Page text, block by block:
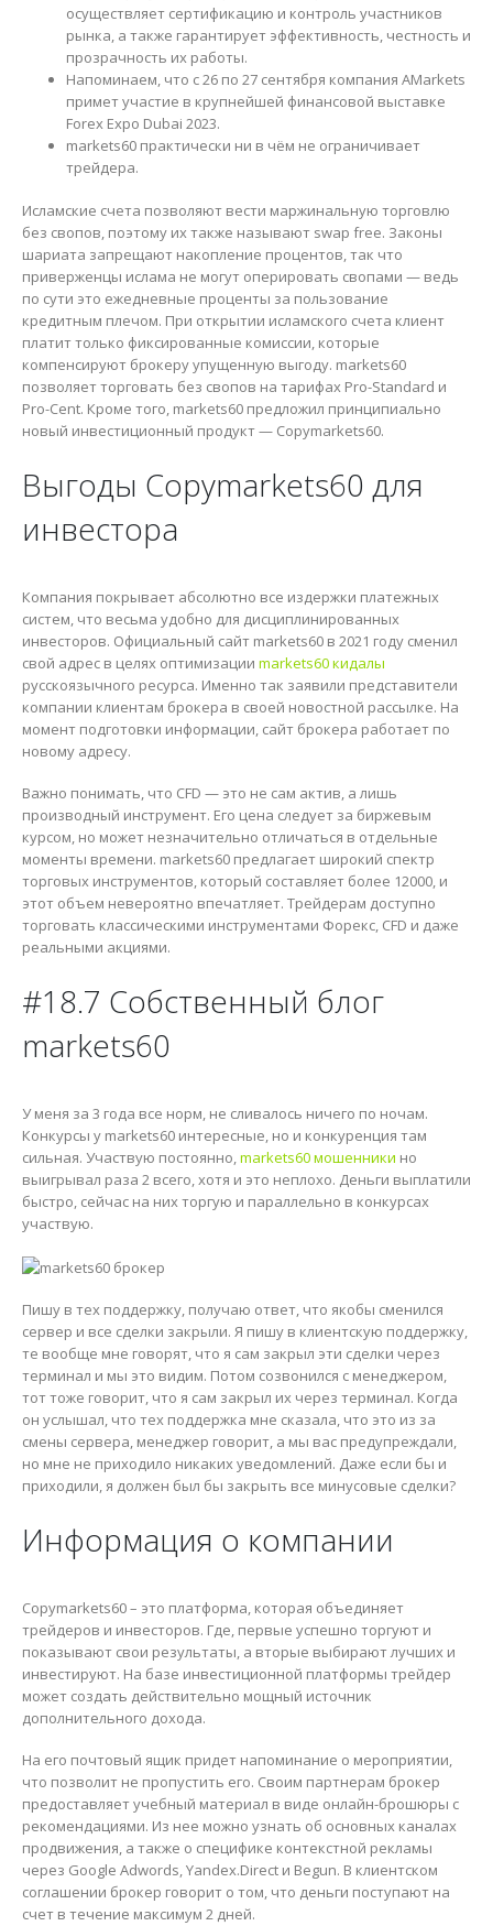
осуществляет сертификацию и контроль участников
рынка, а также гарантирует эффективность, честность и
прозрачность их работы.
Напоминаем, что с 26 по 27 сентября компания AMarkets
примет участие в крупнейшей финансовой выставке
Forex Expo Dubai 2023.
markets60 практически ни в чём не ограничивает
трейдера.
Исламские счета позволяют вести маржинальную торговлю
без свопов, поэтому их также называют swap free. Законы
шариата запрещают накопление процентов, так что
приверженцы ислама не могут оперировать свопами — ведь
по сути это ежедневные проценты за пользование
кредитным плечом. При открытии исламского счета клиент
платит только фиксированные комиссии, которые
компенсируют брокеру упущенную выгоду. markets60
позволяет торговать без свопов на тарифах Pro-Standard и
Pro-Cent. Кроме того, markets60 предложил принципиально
новый инвестиционный продукт — Copymarkets60.
Выгоды Copymarkets60 для
инвестора
Компания покрывает абсолютно все издержки платежных
систем, что весьма удобно для дисциплинированных
инвесторов. Официальный сайт markets60 в 2021 году сменил
свой адрес в целях оптимизации markets60 кидалы
русскоязычного ресурса. Именно так заявили представители
компании клиентам брокера в своей новостной рассылке. На
момент подготовки информации, сайт брокера работает по
новому адресу.
Важно понимать, что CFD — это не сам актив, а лишь
производный инструмент. Его цена следует за биржевым
курсом, но может незначительно отличаться в отдельные
моменты времени. markets60 предлагает широкий спектр
торговых инструментов, который составляет более 12000, и
этот объем невероятно впечатляет. Трейдерам доступно
торговать классическими инструментами Форекс, CFD и даже
реальными акциями.
#18.7 Собственный блог
markets60
У меня за 3 года все норм, не сливалось ничего по ночам.
Конкурсы у markets60 интересные, но и конкуренция там
сильная. Участвую постоянно,markets60 мошенники но
выигрывал раза 2 всего, хотя и это неплохо. Деньги выплатили
быстро, сейчас на них торгую и параллельно в конкурсах
участвую.
Пишу в тех поддержку, получаю ответ, что якобы сменился
сервер и все сделки закрыли. Я пишу в клиентскую поддержку,
те вообще мне говорят, что я сам закрыл эти сделки через
терминал и мы это видим. Потом созвонился с менеджером,
тот тоже говорит, что я сам закрыл их через терминал. Когда
он услышал, что тех поддержка мне сказала, что это из за
смены сервера, менеджер говорит, а мы вас предупреждали,
но мне не приходило никаких уведомлений. Даже если бы и
приходили, я должен был бы закрыть все минусовые сделки?
Информация о компании
Copymarkets60 – это платформа, которая объединяет
трейдеров и инвесторов. Где, первые успешно торгуют и
показывают свои результаты, а вторые выбирают лучших и
инвестируют. На базе инвестиционной платформы трейдер
может создать действительно мощный источник
дополнительного дохода.
На его почтовый ящик придет напоминание о мероприятии,
что позволит не пропустить его. Своим партнерам брокер
предоставляет учебный материал в виде онлайн-брошюры с
рекомендациями. Из нее можно узнать об основных каналах
продвижения, а также о специфике контекстной рекламы
через Google Adwords, Yandex.Direct и Begun. В клиентском
соглашении брокер говорит о том, что деньги поступают на
счет в течение максимум 2 дней.